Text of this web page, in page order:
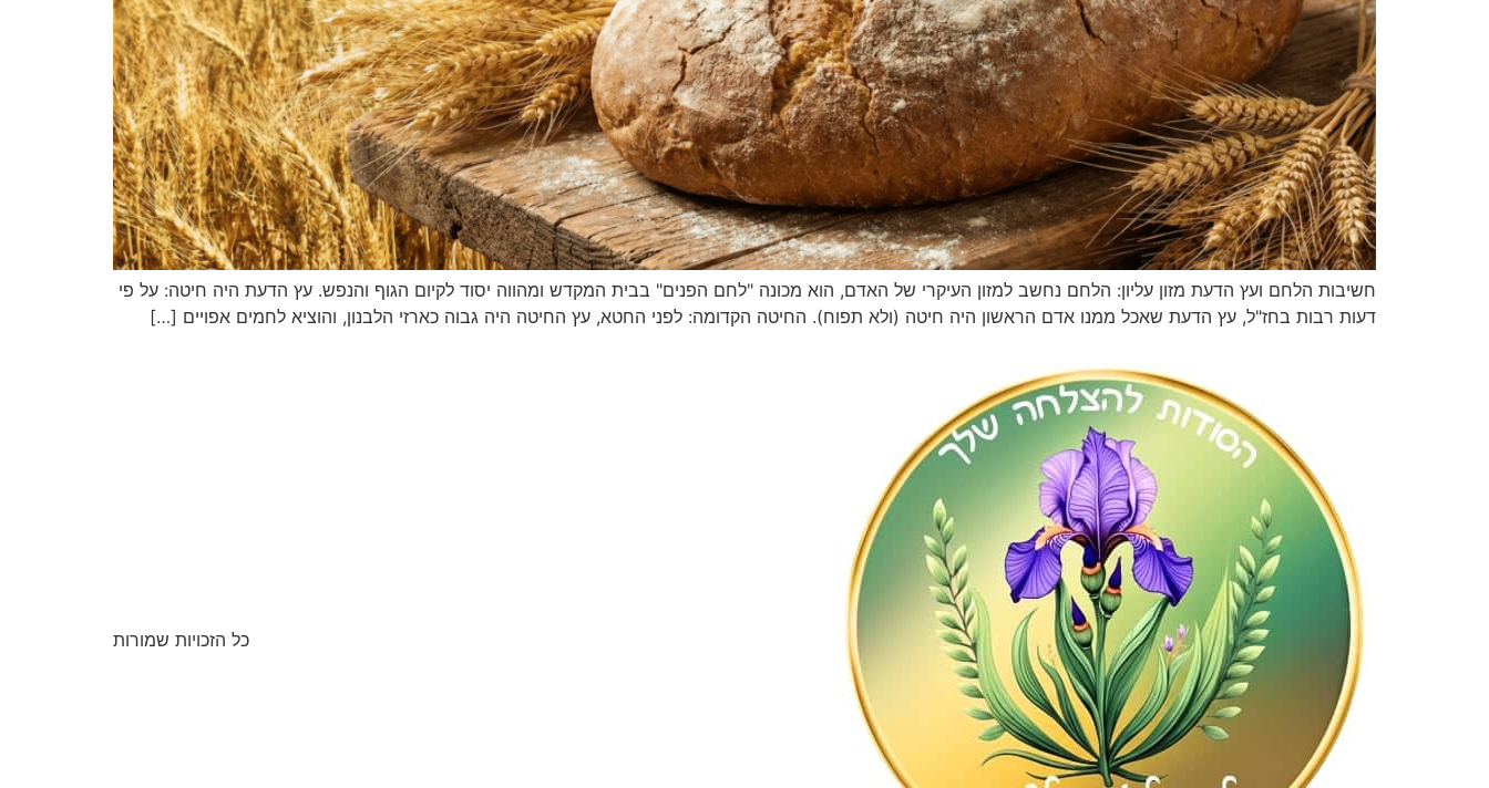
חשיבות הלחם ועץ הדעת מזון עליון: הלחם נחשב למזון העיקרי של האדם, הוא מכונה "לחם הפנים" בבית המקדש ומהווה יסוד לקיום הגוף והנפש. עץ הדעת היה חיטה: על פי
דעות רבות בחז"ל, עץ הדעת שאכל ממנו אדם הראשון היה חיטה (ולא תפוח). החיטה הקדומה: לפני החטא, עץ החיטה היה גבוה כארזי הלבנון, והוציא לחמים אפויים […]
כל הזכויות שמורות